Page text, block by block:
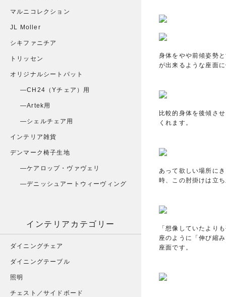
身体をやや前傾姿勢
が出来るような座面
比較的身体を後傾さ
くれます。
あって欲しい場所に
時、この肘掛けは立
「想像していたより
座のように「伸び縮
座面です。
マルニコレクション
JL Moller
シキファニチア
トリッセン
オリジナルシートパット
CH24（Yチェア）用
Artek用
シェルチェア用
インテリア雑貨
デンマーク椅子生地
ケアロップ・ヴァヴェリ
デニッシュアートウィーヴィング
インテリアカテゴリー
ダイニングチェア
ダイニングテーブル
照明
チェスト／サイドボード